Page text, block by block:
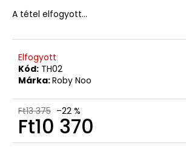
A tétel elfogyott…
Elfogyott
Kód: TH02
Márka:Roby Noo
Ft13 375 –22 %
Ft10 370
Egységár: